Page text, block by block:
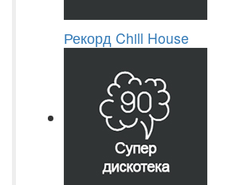
Рекорд Chill House